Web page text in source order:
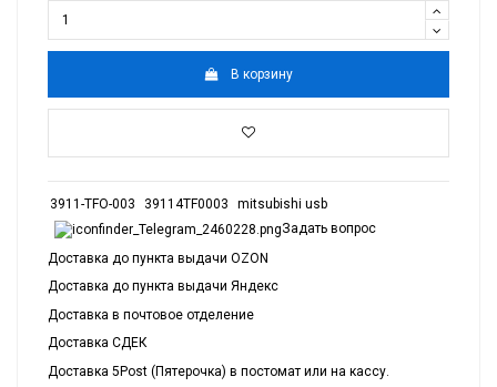
В корзину
3911-TFO-003 39114TF0003
mitsubishi usb
Задать вопрос
Доставка до пункта выдачи OZON
Доставка до пункта выдачи Яндекс
Доставка в почтовое отделение
Доставка СДЕК
Доставка 5Post (Пятерочка) в постомат или на кассу.